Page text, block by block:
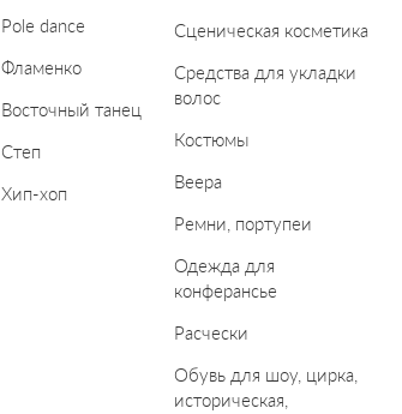
Pole dance
Фламенко
Восточный танец
Степ
Хип-хоп
Сценическая косметика
Средства для укладки
волос
Костюмы
Веера
Ремни, портупеи
Одежда для
конферансье
Расчески
Обувь для шоу, цирка,
историческая,